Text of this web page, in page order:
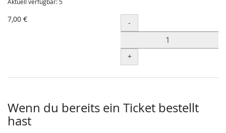
Aktuell verfügbar: 5
7,00 € Menge
-
+
Wenn du bereits ein Ticket bestellt
hast